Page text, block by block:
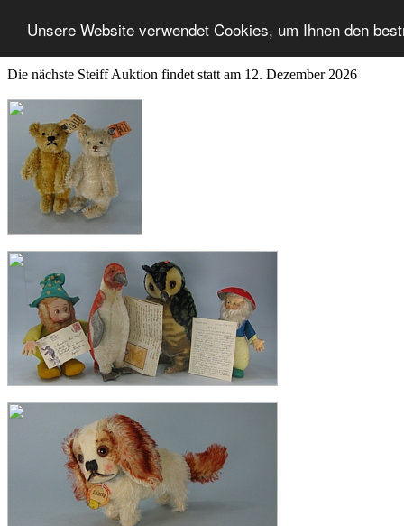
Unsere Website verwendet Cookies, um Ihnen den
Die nächste Steiff Auktion findet statt am 12. Dezember 2026